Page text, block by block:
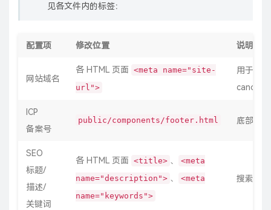
见各文件内的标签：
配置项 修改位置 说明
网站域名
各 HTML 页面 <meta name="site-
url">
用于
ICP
备案号
public/components/footer.html 底部备
SEO
标题/
描述/
关键词
各 HTML 页面 <title> 、
<meta
name="description"> 、
<meta
name="keywords">
搜索引